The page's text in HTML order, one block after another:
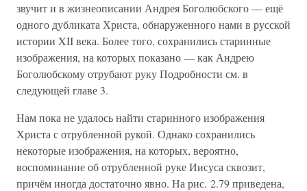
звучит и в жизнеописании Андрея Боголюбского — ещё
одного дубликата Христа, обнаруженного нами в русской
истории XII века. Более того, сохранились старинные
изображения, на которых показано — как Андрею
Боголюбскому отрубают руку Подробности см. в
следующей главе 3.
Нам пока не удалось найти старинного изображения
Христа с отрубленной рукой. Однако сохранились
некоторые изображения, на которых, вероятно,
воспоминание об отрубленной руке Иисуса сквозит,
причём иногда достаточно явно. На рис. 2.79 приведена,